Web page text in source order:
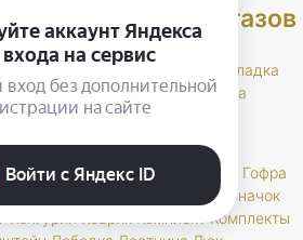
отработавших газов
Кольцо Комплект Кронштейн
Планка
Прокладка
Труба Фланец Хомут Шайба
Воблер Воздухозаборник
Гофра
Знак
Значок
Комплекты